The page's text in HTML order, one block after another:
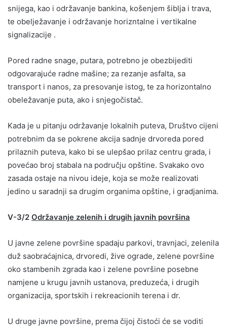
snijega, kao i održavanje bankina, košenjem šiblja i trava,
te obelježavanje i održavanje horizntalne i vertikalne
signalizacije .
Pored radne snage, putara, potrebno je obezbijediti
odgovarajuće radne mašine; za rezanje asfalta, sa
transport i nanos, za presovanje istog, te za horizontalno
obeležavanje puta, ako i snjegočistač.
Kada je u pitanju održavanje lokalnih puteva, Društvo cijeni
potrebnim da se pokrene akcija sadnje drvoreda pored
prilaznih puteva, kako bi se ulepšao prilaz centru grada, i
povećao broj stabala na području opštine. Svakako ovo
zasada ostaje na nivou ideje, koja se može realizovati
jedino u saradnji sa drugim organima opštine, i gradjanima.
V-3/2 Održavanje zelenih i drugih javnih površina
U javne zelene površine spadaju parkovi, travnjaci, zelenila
duž saobraćajnica, drvoredi, žive ograde, zelene površine
oko stambenih zgrada kao i zelene površine posebne
namjene u krugu javnih ustanova, preduzeća, i drugih
organizacija, sportskih i rekreacionih terena i dr.
U druge javne površine, prema čijoj čistoći će se voditi